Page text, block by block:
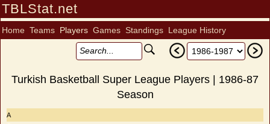
TBLStat.net
Home Teams Players Games Standings League History
Turkish Basketball Super League Players | 1986-87
Season
A